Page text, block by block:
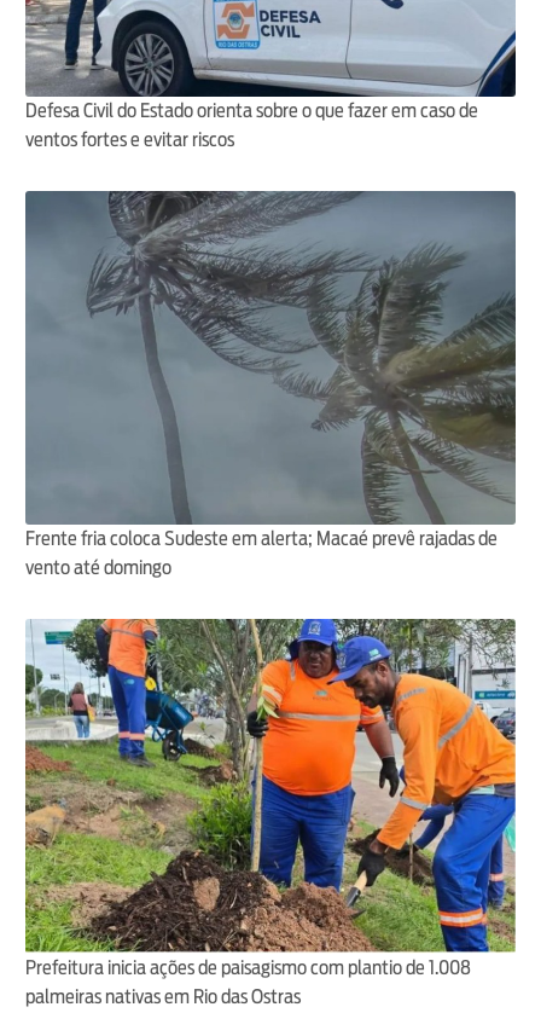
Defesa Civil do Estado orienta sobre o que fazer em caso de
ventos fortes e evitar riscos
Frente fria coloca Sudeste em alerta; Macaé prevê rajadas de
vento até domingo
Prefeitura inicia ações de paisagismo com plantio de 1.008
palmeiras nativas em Rio das Ostras